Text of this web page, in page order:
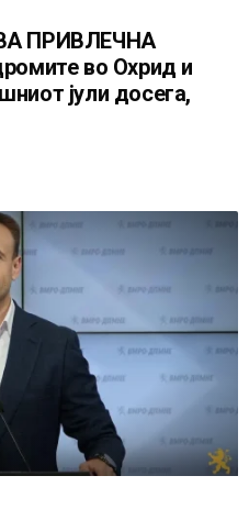
ПРИВЛЕЧНА
во Охрид и
јули досега,